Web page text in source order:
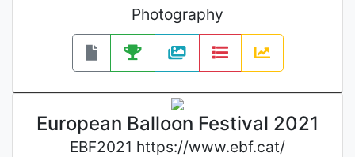
Photography
European Balloon Festival 2021
EBF2021 https://www.ebf.cat/